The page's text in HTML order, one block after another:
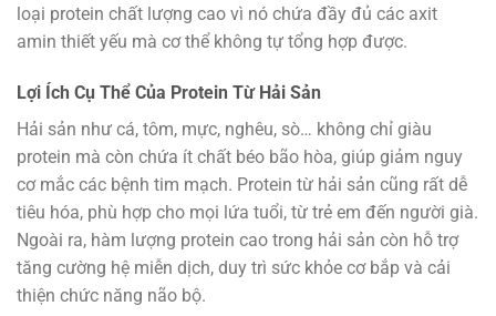
loại protein chất lượng cao vì nó chứa đầy đủ các axit
amin thiết yếu mà cơ thể không tự tổng hợp được.
Lợi Ích Cụ Thể Của Protein Từ Hải Sản
Hải sản như cá, tôm, mực, nghêu, sò… không chỉ giàu
protein mà còn chứa ít chất béo bão hòa, giúp giảm nguy
cơ mắc các bệnh tim mạch. Protein từ hải sản cũng rất dễ
tiêu hóa, phù hợp cho mọi lứa tuổi, từ trẻ em đến người già.
Ngoài ra, hàm lượng protein cao trong hải sản còn hỗ trợ
tăng cường hệ miễn dịch, duy trì sức khỏe cơ bắp và cải
thiện chức năng não bộ.